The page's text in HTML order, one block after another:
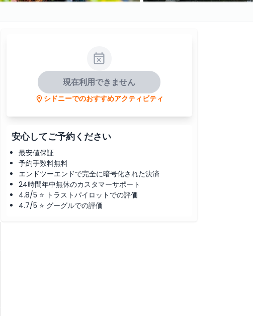
現在利用できません
シドニーでのおすすめアクティビティ
安心してご予約ください
最安値保証
予約手数料無料
エンドツーエンドで完全に暗号化された決済
24時間年中無休のカスタマーサポート
4.8/5 ⭐ トラストパイロットでの評価
4.7/5 ⭐ グーグルでの評価